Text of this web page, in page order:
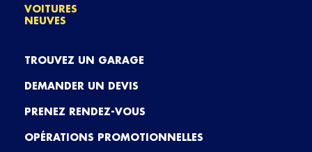
VOITURES
NEUVES
TROUVEZ UN GARAGE
DEMANDER UN DEVIS
PRENEZ RENDEZ-VOUS
OPÉRATIONS PROMOTIONNELLES